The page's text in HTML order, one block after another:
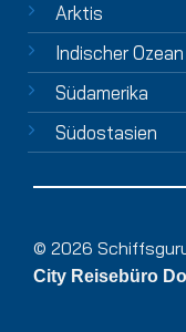
Arktis
Indischer Ozean
Südamerika
Südostasien
© 2026
City Reisebüro